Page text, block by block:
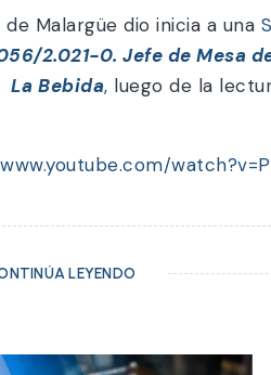
Malargüe dio inicia a una
2.021-0. Jefe de Mesa
La Bebida, luego de la
LEYENDO